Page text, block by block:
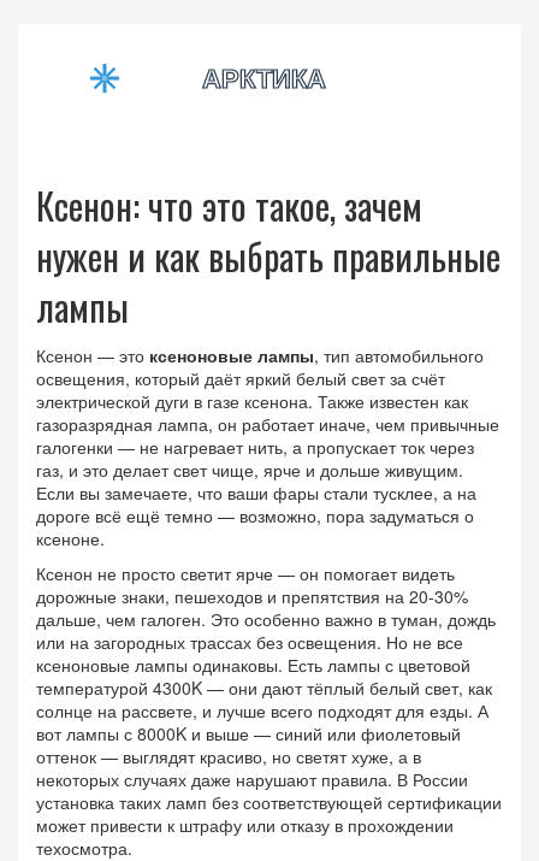
Ксенон: что это такое, зачем
нужен и как выбрать правильные
лампы
Ксенон — это ксеноновые лампы, тип автомобильного
освещения, который даёт яркий белый свет за счёт
электрической дуги в газе ксенона. Также известен как
газоразрядная лампа, он работает иначе, чем привычные
галогенки — не нагревает нить, а пропускает ток через
газ, и это делает свет чище, ярче и дольше живущим.
Если вы замечаете, что ваши фары стали тусклее, а на
дороге всё ещё темно — возможно, пора задуматься о
ксеноне.
Ксенон не просто светит ярче — он помогает видеть
дорожные знаки, пешеходов и препятствия на 20-30%
дальше, чем галоген. Это особенно важно в туман, дождь
или на загородных трассах без освещения. Но не все
ксеноновые лампы одинаковы. Есть лампы с цветовой
температурой 4300K — они дают тёплый белый свет, как
солнце на рассвете, и лучше всего подходят для езды. А
вот лампы с 8000K и выше — синий или фиолетовый
оттенок — выглядят красиво, но светят хуже, а в
некоторых случаях даже нарушают правила. В России
установка таких ламп без соответствующей сертификации
может привести к штрафу или отказу в прохождении
техосмотра.